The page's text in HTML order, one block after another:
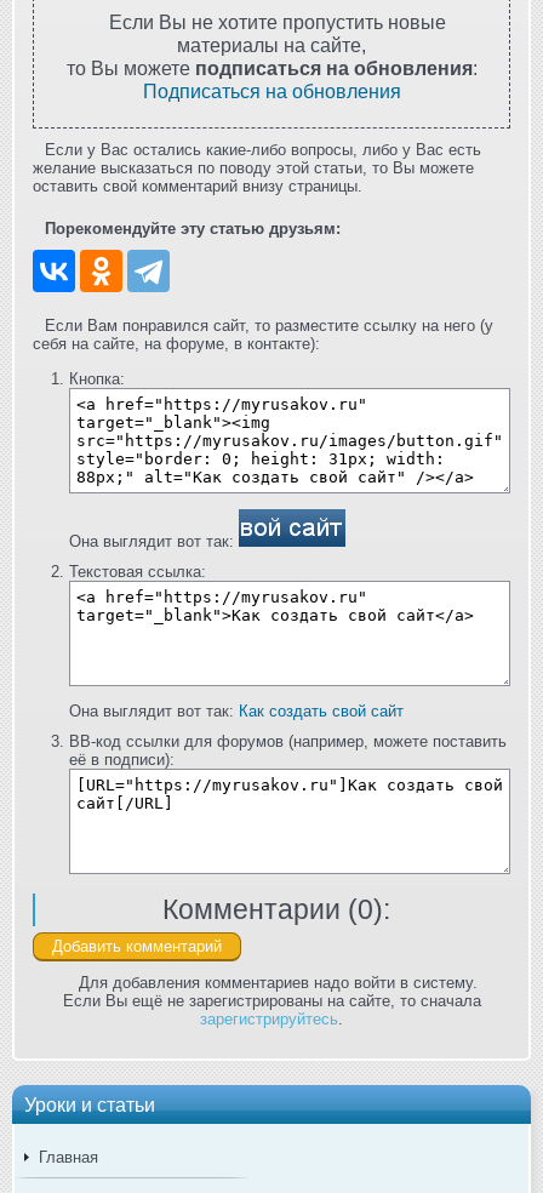
Уроки и статьи
Главная
Если Вы не хотите пропустить новые
материалы на сайте,
то Вы можете подписаться на обновления:
Подписаться на обновления
Если у Вас остались какие-либо вопросы, либо у Вас есть
желание высказаться по поводу этой статьи, то Вы можете
оставить свой комментарий внизу страницы.
Порекомендуйте эту статью друзьям:
Если Вам понравился сайт, то разместите ссылку на него (у
себя на сайте, на форуме, в контакте):
Кнопка:
Она выглядит вот так:
Текстовая ссылка:
Она выглядит вот так: Как создать свой сайт
BB-код ссылки для форумов (например, можете поставить
её в подписи):
Комментарии (0):
Для добавления комментариев надо войти в систему.
Если Вы ещё не зарегистрированы на сайте, то сначала
зарегистрируйтесь.